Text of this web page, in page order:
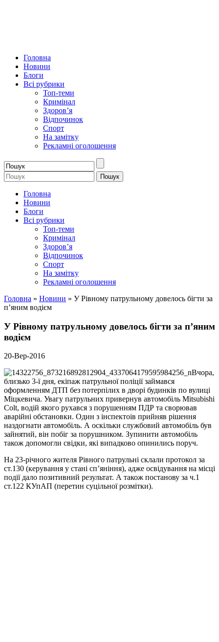
Головна
Новини
Блоги
Всі рубрики
Топ-теми
Кримінал
Здоров’я
Відпочинок
Спорт
На замітку
Рекламні оголошення
Головна
Новини
Блоги
Всі рубрики
Топ-теми
Кримінал
Здоров’я
Відпочинок
Спорт
На замітку
Рекламні оголошення
Головна » Новини » У Рівному патрульному довелось бігти за
п’яним водієм
У Рівному патрульному довелось бігти за п’яним
водієм
20-Вер-2016
Вчора,
близько 3-ї дня, екіпаж патрульної поліції займався
оформленням ДТП без потерпілих в дворі будинків по вулиці
Міцкевича. Увагу патрульних привернув автомобіль Mitsubishi
Colt, водій якого рухався з порушенням ПДР та сворював
аварійні обстановки. Один з інспектоів прийняв рішення
наздогнати автомобіль. А оскільки службовий автомобіль був
зайнятий, він побіг за порушником. Зупинити автомобіль
також допомогли свідки, які випадково опинились поруч.
На 23-річного жителя Рівного патрульні склали протокол за
ст.130 (керування у стані сп’яніння), адже освідування на місці
події дало позитивний результат. А також постанову за ч.1
ст.122 КУпАП (перетин суцільної розмітки).